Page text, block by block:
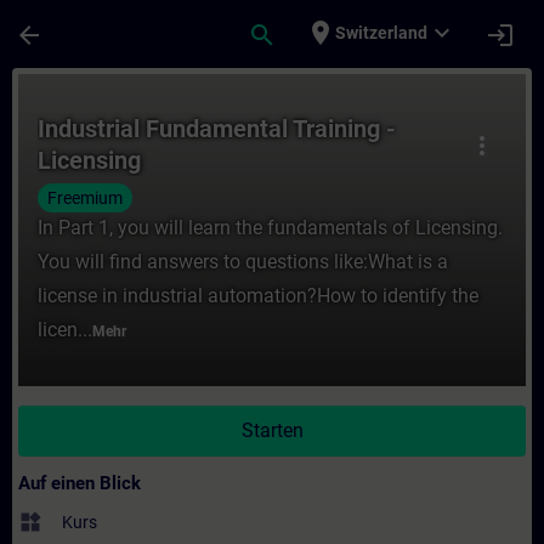
arrow_back search place Switzerland expand_more login
more_vert
Industrial Fundamental Training -
Licensing
Freemium
In Part 1, you will learn the fundamentals of Licensing.
You will find answers to questions like:What is a
license in industrial automation?How to identify the
licen... Mehr
Starten
Auf einen Blick
widgets Kurs